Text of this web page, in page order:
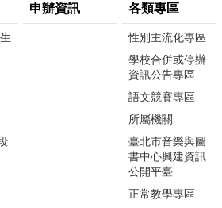
申辦資訊 各類專區
性別主流化專區
學校合併或停辦
資訊公告專區
語文競賽專區
所屬機關
臺北市音樂與圖
書中心興建資訊
公開平臺
正常教學專區